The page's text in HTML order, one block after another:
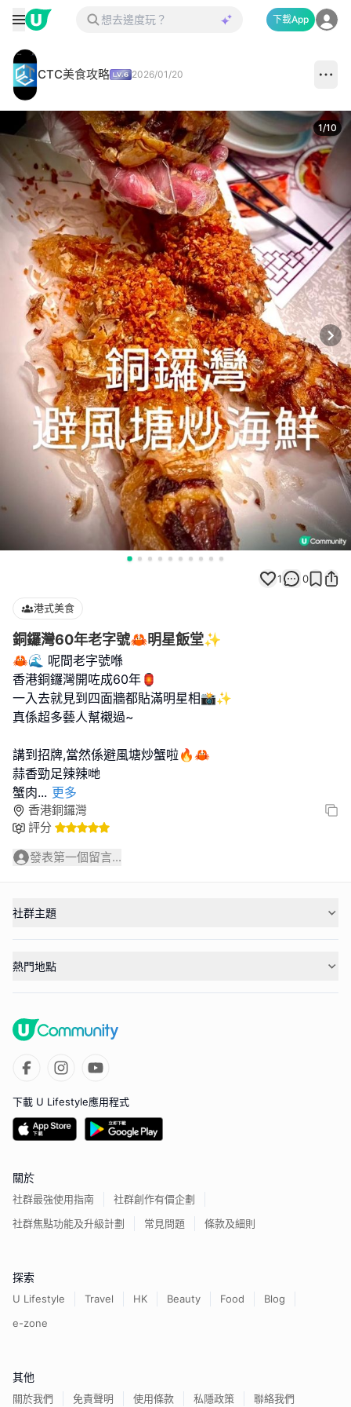
下載App
CTC美食攻略 2026/01/20
1/10
1 0
港式美食
銅鑼灣60年老字號🦀明星飯堂✨
🦀🌊 呢間老字號喺
香港銅鑼灣開咗成60年🏮
一入去就見到四面牆都貼滿明星相📸✨
真係超多藝人幫襯過~
講到招牌,當然係避風塘炒蟹啦🔥🦀
蒜香勁足辣辣哋
蟹肉... 更多
香港銅鑼灣
評分
發表第一個留言...
社群主題
熱門地點
下載 U Lifestyle應用程式
關於
社群最強使用指南
社群創作有價企劃
社群焦點功能及升級計劃
常見問題 條款及細則
探索
U Lifestyle Travel HK Beauty Food
Blog
e-zone
其他
關於我們 免責聲明 使用條款 私隱政策 聯絡我們